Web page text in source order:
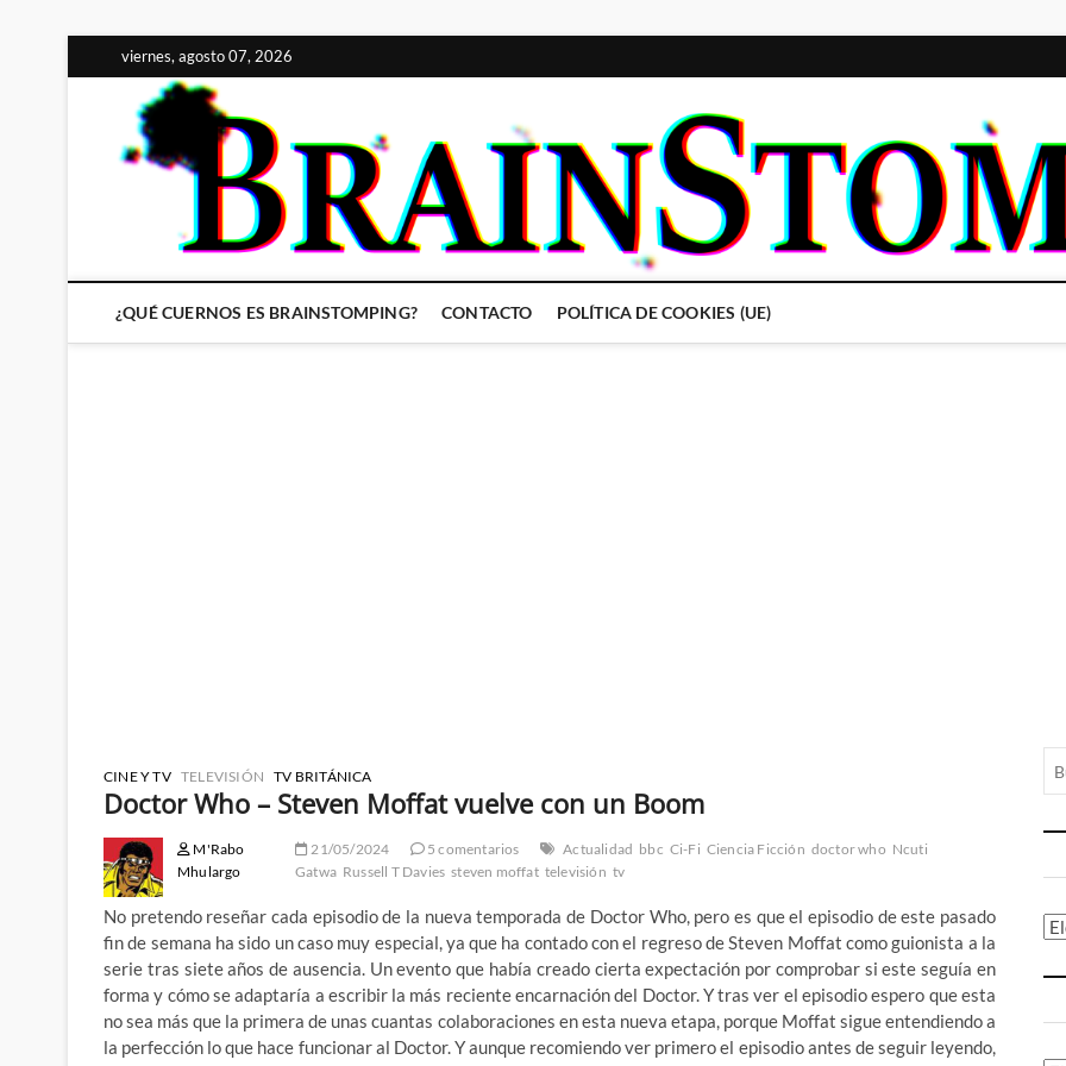
al
contenido
viernes, agosto 07, 2026
¿QUÉ CUERNOS ES BRAINSTOMPING? CONTACTO POLÍTICA DE COOKIES (UE)
CINE Y TV TELEVISIÓN TV BRITÁNICA
Doctor Who – Steven Moffat vuelve con un Boom
M'Rabo
Mhulargo
21/05/2024 5 comentarios Actualidad bbc Ci-Fi Ciencia Ficción doctor who Ncuti
Gatwa Russell T Davies steven moffat televisión tv
No pretendo reseñar cada episodio de la nueva temporada de Doctor Who, pero es que el episodio de este pasado
fin de semana ha sido un caso muy especial, ya que ha contado con el regreso de Steven Moffat como guionista a la
serie tras siete años de ausencia. Un evento que había creado cierta expectación por comprobar si este seguía en
forma y cómo se adaptaría a escribir la más reciente encarnación del Doctor. Y tras ver el episodio espero que esta
no sea más que la primera de unas cuantas colaboraciones en esta nueva etapa, porque Moffat sigue entendiendo a
la perfección lo que hace funcionar al Doctor. Y aunque recomiendo ver primero el episodio antes de seguir leyendo,